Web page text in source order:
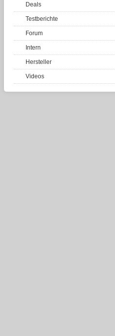
Deals
Testberichte
Forum
Intern
Hersteller
Videos